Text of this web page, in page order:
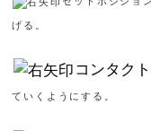
げる。
コンタク
ていくようにする。